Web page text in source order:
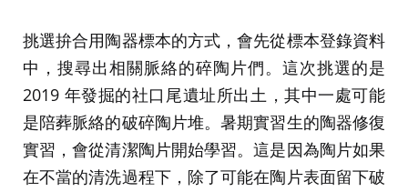
挑選拚合用陶器標本的方式，會先從標本登錄資料
中，搜尋出相關脈絡的碎陶片們。這次挑選的是
2019 年發掘的社口尾遺址所出土，其中一處可能
是陪葬脈絡的破碎陶片堆。暑期實習生的陶器修復
實習，會從清潔陶片開始學習。這是因為陶片如果
在不當的清洗過程下，除了可能在陶片表面留下破